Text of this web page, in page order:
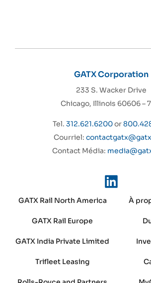
GATX Corporation
233 S. Wacker Drive
Chicago, Illinois 60606 –
Tel. 312.621.6200or
Courriel:
Contact Média:
GATX Rail North America
GATX Rail Europe
GATX India Private Limited
Trifleet Leasing
À